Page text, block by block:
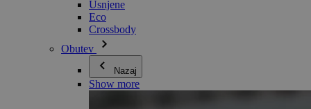
Usnjene
Eco
Crossbody
Obutev
Nazaj
Show more